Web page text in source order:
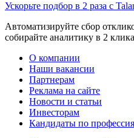
Ускорьте подбор в 2 раза с
Автоматизируйте сбор
собирайте аналитику в 2 клика
О компании
Наши вакансии
Партнерам
Реклама на сайте
Новости и статьи
Инвесторам
Кандидаты по